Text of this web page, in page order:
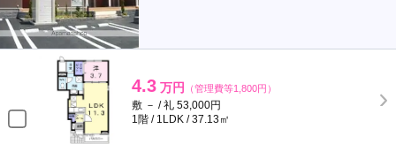
4.3 万円 （管理費等1,800円）
敷 － / 礼 53,000円
1階 / 1LDK / 37.13㎡